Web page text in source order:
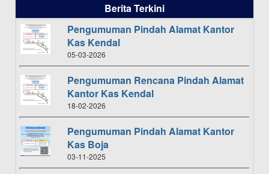
Berita Terkini
Pengumuman Pindah Alamat Kantor
Kas Kendal
05-03-2026
Pengumuman Rencana Pindah Alamat
Kantor Kas Kendal
18-02-2026
Pengumuman Pindah Alamat Kantor
Kas Boja
03-11-2025